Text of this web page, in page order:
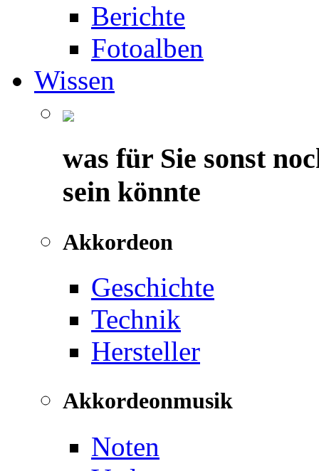
Berichte
Fotoalben
Wissen
was für Sie sonst
sein könnte
Akkordeon
Geschichte
Technik
Hersteller
Akkordeonmusik
Noten